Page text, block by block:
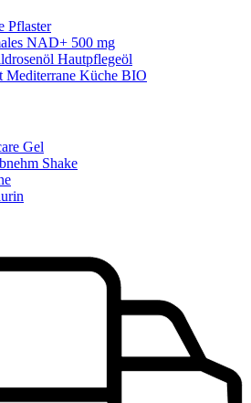
Pflaster
NAD+ 500 mg
Hautpflegeöl
Mediterrane Küche BIO
Gel
Shake